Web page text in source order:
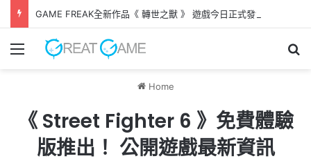
GAME FREAK全新作品《 轉世之獸 》 遊戲今日正式發售！
Menu
Home
《 Street Fighter 6 》免費體驗
版推出！ 公開遊戲最新資訊